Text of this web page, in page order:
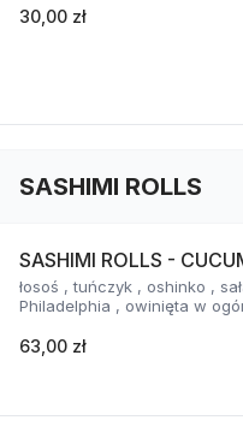
30,00 zł
SASHIMI ROLLS
SASHIMI ROLLS -
łosoś , tuńczyk , oshinko ,
Philadelphia , owinięta w
63,00 zł